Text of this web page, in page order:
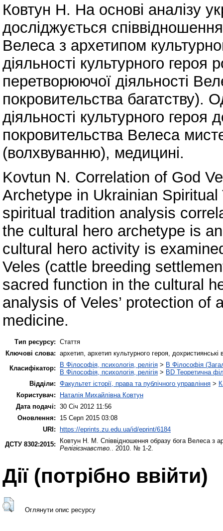
Ковтун Н. На основі аналізу
досліджується
Велеса з архетипом
діяльності культурного героя
перетворюючої діяльності
покровительства багатству).
діяльності культурного героя
покровительства Велеса
(волхвуванню), медицині.
Kovtun N. Correlation of God
Archetype in Ukrainian
spiritual tradition analysis
the cultural hero archetype is
cultural hero activity is
Veles (cattle breeding
sacred function in the cultural
analysis of Veles’ protection of
medicine.
Тип ресурсу: Стаття
Ключові слова: архетип, архетип культурного героя,
Класифікатор:
B Філософія, психологія, релігія > B Філософія
B Філософія, психологія, релігія > BD Теоретична
Відділи: Факультет історії, права та публічного управління >
Користувач:
Наталія Михайлівна Ковтун
Дата подачі: 30 Січ 2012 11:56
Оновлення:
15 Серп 2015 03:08
URI:
https://eprints.zu.edu.ua/id/eprint/6184
ДСТУ 8302:2015:
Ковтун Н. М. Співвідношення образу бога Велеса з
Релігієзнавство. . 2010. № 1-2.
Дії ​​(потрібно ввійти)
Оглянути опис ресурсу